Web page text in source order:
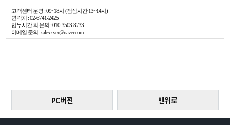
고객센터 운영 : 09~18시 (점심시간 13~14시)
연락처 : 02-6741-2425
업무시간 외 문의 : 010-3503-8733
이메일 문의 :saleserver@naver.com
PC버전 맨위로